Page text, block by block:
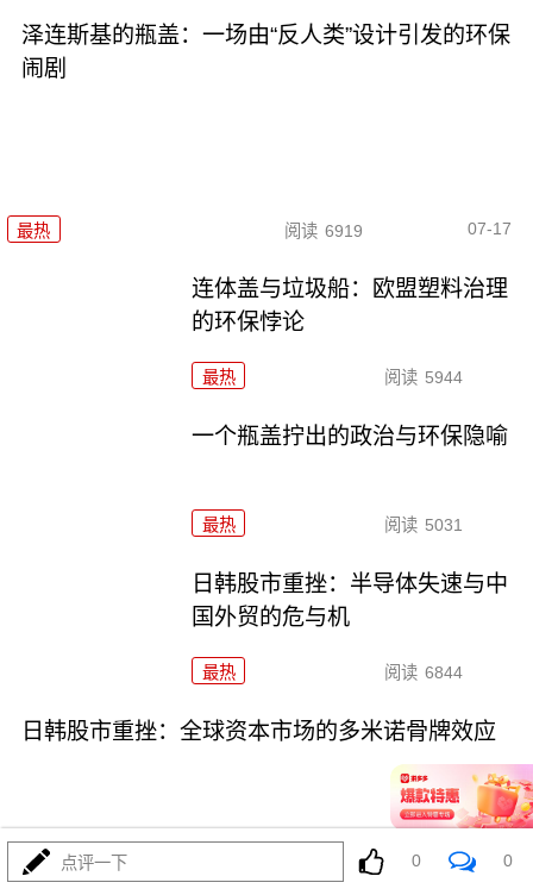
泽连斯基的瓶盖：一场由“反人类”设计引发的环保
闹剧
最热 阅读 6919 07-17
连体盖与垃圾船：欧盟塑料治理
的环保悖论
最热 阅读 5944
一个瓶盖拧出的政治与环保隐喻
最热 阅读 5031
日韩股市重挫：半导体失速与中
国外贸的危与机
最热 阅读 6844
日韩股市重挫：全球资本市场的多米诺骨牌效应
点评一下 0 0